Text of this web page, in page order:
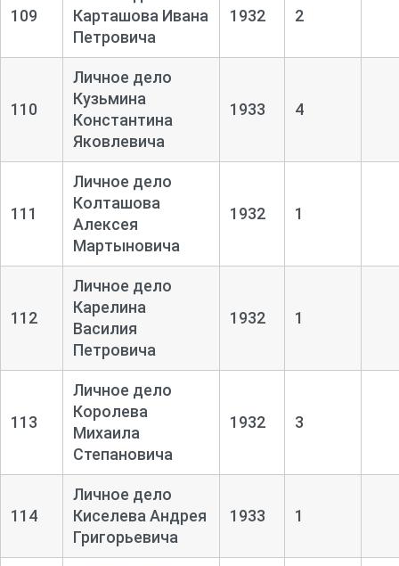
109
Карташова Ивана
Петровича
1932 2
110
Личное дело
Кузьмина
Константина
Яковлевича
1933 4
111
Личное дело
Колташова
Алексея
Мартыновича
1932 1
112
Личное дело
Карелина
Василия
Петровича
1932 1
113
Личное дело
Королева
Михаила
Степановича
1932 3
114
Личное дело
Киселева Андрея
Григорьевича
1933 1